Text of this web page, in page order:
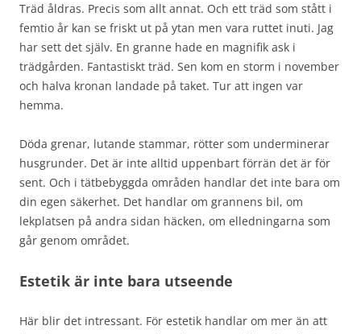
Träd åldras. Precis som allt annat. Och ett träd som stått i
femtio år kan se friskt ut på ytan men vara ruttet inuti. Jag
har sett det själv. En granne hade en magnifik ask i
trädgården. Fantastiskt träd. Sen kom en storm i november
och halva kronan landade på taket. Tur att ingen var
hemma.
Döda grenar, lutande stammar, rötter som underminerar
husgrunder. Det är inte alltid uppenbart förrän det är för
sent. Och i tätbebyggda områden handlar det inte bara om
din egen säkerhet. Det handlar om grannens bil, om
lekplatsen på andra sidan häcken, om elledningarna som
går genom området.
Estetik är inte bara utseende
Här blir det intressant. För estetik handlar om mer än att